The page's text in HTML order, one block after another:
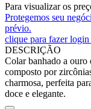
Para visualizar os
Protegemos seu
prévio.
clique para fazer login
DESCRIÇÃO
Colar banhado a ouro
composto por
charmosa, perfeita
doce e elegante.